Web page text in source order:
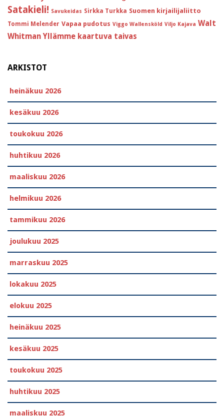
Satakieli! Savukeidas Sirkka Turkka Suomen kirjailijaliitto
Tommi Melender Vapaa pudotus Viggo Wallensköld Viljo Kajava Walt
Whitman Yllämme kaartuva taivas
ARKISTOT
heinäkuu 2026
kesäkuu 2026
toukokuu 2026
huhtikuu 2026
maaliskuu 2026
helmikuu 2026
tammikuu 2026
joulukuu 2025
marraskuu 2025
lokakuu 2025
elokuu 2025
heinäkuu 2025
kesäkuu 2025
toukokuu 2025
huhtikuu 2025
maaliskuu 2025